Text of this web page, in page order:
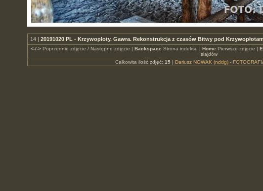
14 | 20191020 PL - Krzywopłoty. Gawra. Rekonstrukcja z czasów Bitwy pod
<-/->Poprzednie zdjęcie / Następne zdjęcie | Backspace Strona indeksu | Home Pierwsze zdjęcie |
slajdów
Całkowita ilość zdjęć: 15| Dariusz NOWAK (nddg) -